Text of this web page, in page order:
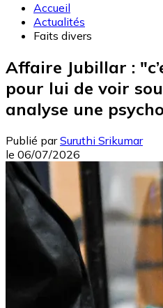
Accueil
Actualités
Faits divers
Affaire Jubillar :
pour lui de voir
analyse une
Publié par Suruthi Srikumar
le 06/07/2026